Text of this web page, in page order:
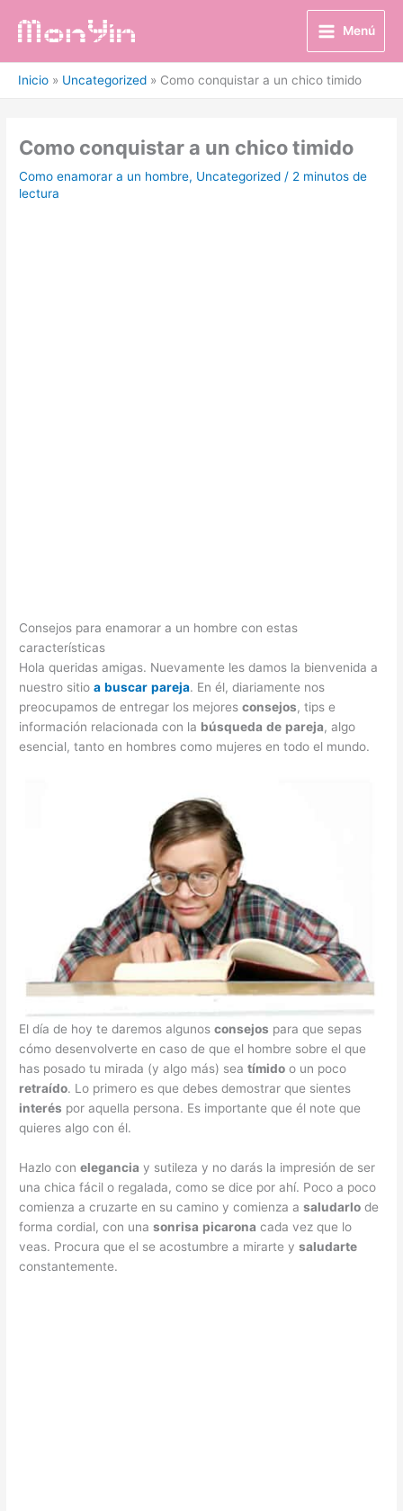
Menú
Inicio Uncategorized Como conquistar a un chico timido
Como conquistar a un chico timido
Como enamorar a un hombre, Uncategorized / 2 minutos de
lectura
Consejos para enamorar a un hombre con estas
características
Hola queridas amigas. Nuevamente les damos la bienvenida a
nuestro sitioa buscar pareja. En él, diariamente nos
preocupamos de entregar los mejoresconsejos, tips e
información relacionada con la búsqueda de pareja, algo
esencial, tanto en hombres como mujeres en todo el mundo.
El día de hoy te daremos algunosconsejos para que sepas
cómo desenvolverte en caso de que el hombre sobre el que
has posado tu mirada (y algo más) seatímido o un poco
retraído. Lo primero es que debes demostrar que sientes
interés por aquella persona. Es importante que él note que
quieres algo con él.
Hazlo conelegancia y sutileza y no darás la impresión de ser
una chica fácil o regalada, como se dice por ahí. Poco a poco
comienza a cruzarte en su camino y comienza asaludarlo de
forma cordial, con unasonrisa picarona cada vez que lo
veas. Procura que el se acostumbre a mirarte ysaludarte
constantemente.